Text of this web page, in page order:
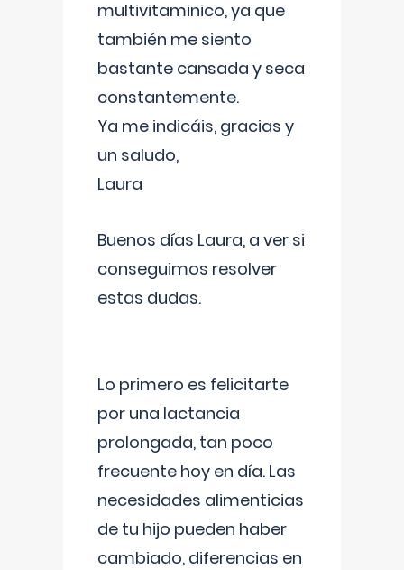
multivitaminico, ya que
también me siento
bastante cansada y seca
constantemente.
Ya me indicáis, gracias y
un saludo,
Laura
Buenos días Laura, a ver si
conseguimos resolver
estas dudas.
Lo primero es felicitarte
por una lactancia
prolongada, tan poco
frecuente hoy en día. Las
necesidades alimenticias
de tu hijo pueden haber
cambiado, diferencias en